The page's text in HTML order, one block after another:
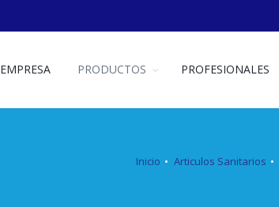
EMPRESA PRODUCTOS PROFESIONALES
Inicio Articulos Sanitarios